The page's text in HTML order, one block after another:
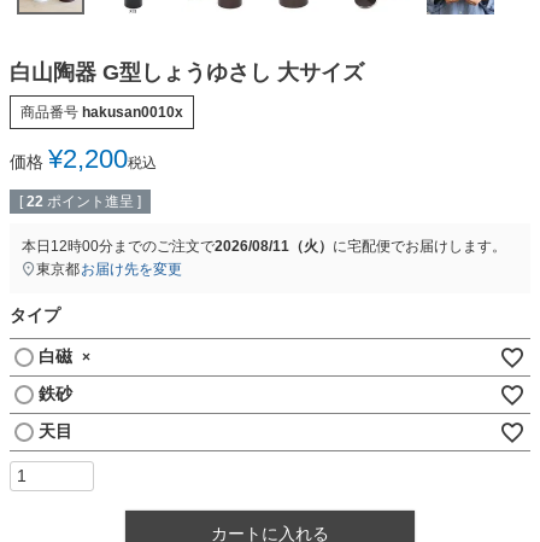
白山陶器 G型しょうゆさし 大サイズ
商品番号 hakusan0010x
価格 ¥2,200税込
[ 22 ポイント進呈 ]
本日 12時00分までのご注文で2026/08/11（火） に宅配便でお届けします。
東京都お届け先を変更
タイプ
白磁 ×
鉄砂
天目
カートに入れる